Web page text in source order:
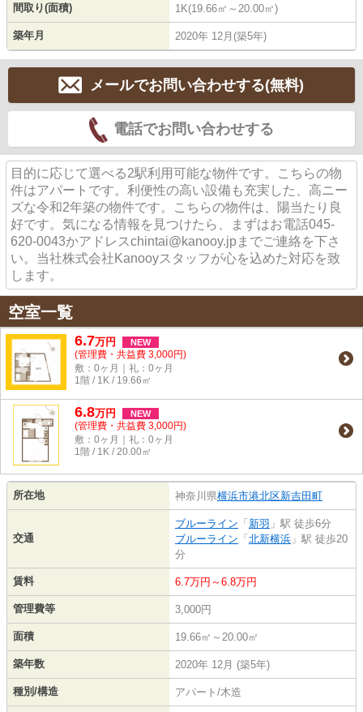
間取り(面積) 1K(19.66㎡～20.00㎡)
築年月 2020年 12月(築5年)
メールでお問い合わせする(無料)
電話でお問い合わせする
目的に応じて選べる2駅利用可能な物件です。こちらの物
件はアパートです。利便性の高い設備も充実した、高ニー
ズな令和2年築の物件です。こちらの物件は、陽当たり良
好です。気になる情報を見つけたら、まずはお電話045-
620-0043かアドレスchintai@kanooy.jpまでご連絡を下さ
い。当社株式会社Kanooyスタッフが心を込めた対応を致
します。
空室一覧
6.7万円 NEW
(管理費・共益費 3,000円)
敷：0ヶ月｜礼：0ヶ月
1階 / 1K / 19.66㎡
6.8万円 NEW
(管理費・共益費 3,000円)
敷：0ヶ月｜礼：0ヶ月
1階 / 1K / 20.00㎡
所在地 神奈川県横浜市港北区新吉田町
交通
ブルーライン 「 新羽 」駅 徒歩6分
ブルーライン 「 北新横浜 」駅 徒歩20
分
賃料 6.7万円～6.8万円
管理費等 3,000円
面積 19.66㎡～20.00㎡
築年数 2020年 12月 (築5年)
種別/構造 アパート/木造